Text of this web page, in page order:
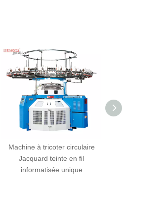
à tricoter circulaire
Jacquard teinte en fil
informatisée unique